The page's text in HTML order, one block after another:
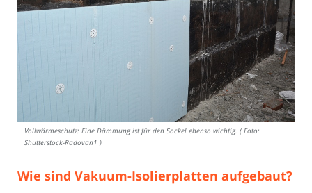
Vollwärmeschutz: Eine Dämmung ist für den Sockel ebenso wichtig. ( Foto:
Shutterstock-Radovan1 )
Wie sind Vakuum-Isolierplatten aufgebaut?